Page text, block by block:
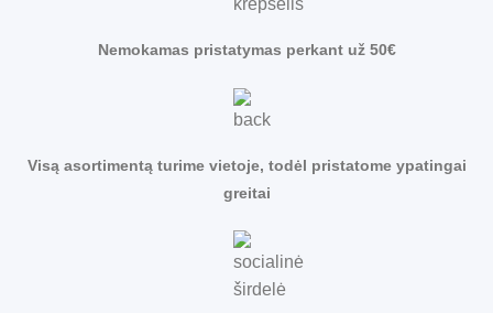
Nemokamas pristatymas perkant už 50€
Visą asortimentą turime vietoje, todėl pristatome ypatingai
greitai